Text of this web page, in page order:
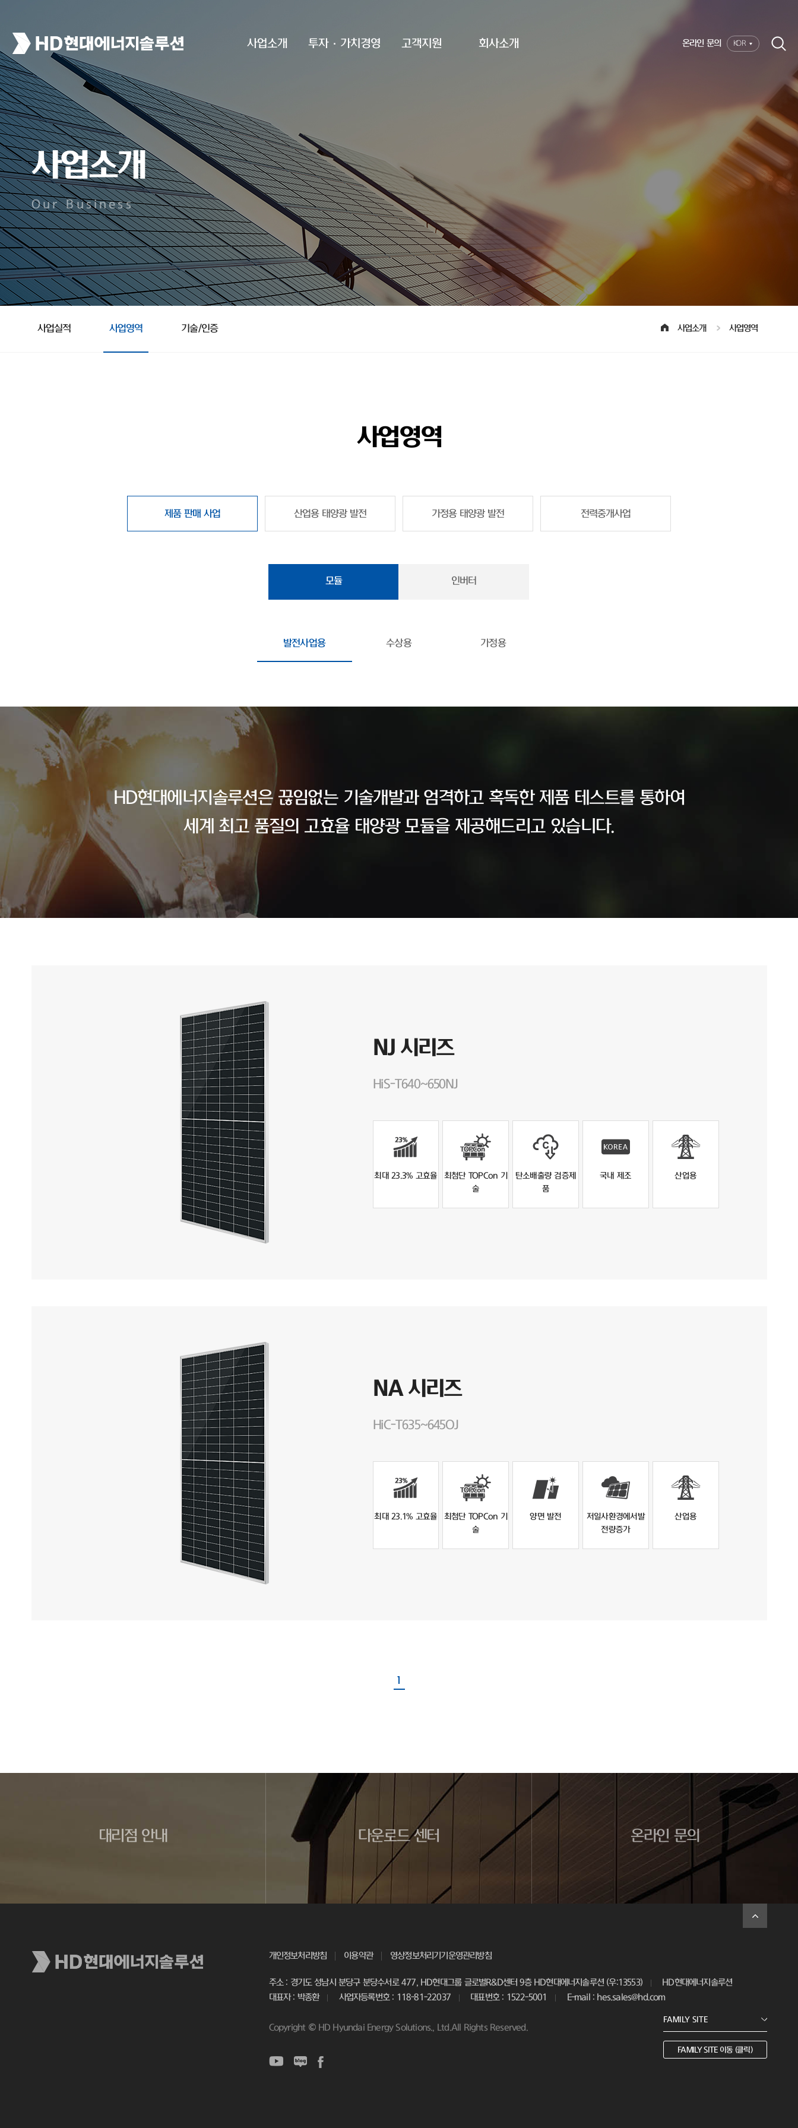
사업소개 투자·가치경영 고객지원 회사소개 온라인 문의 KOR
사업소개
Our Business
사업실적 사업영역 기술/인증 사업소개 사업영역
사업영역
제품 판매 사업 산업용 태양광 발전 가정용 태양광 발전 전력중개사업
모듈 인버터
발전사업용 수상용 가정용
HD현대에너지솔루션은 끊임없는 기술개발과 엄격하고 혹독한 제품 테스트를 통하여
세계 최고 품질의 고효율 태양광 모듈을 제공해드리고 있습니다.
NJ 시리즈
HiS-T640~650NJ
최대 23.3% 고효율
최첨단 TOPCon 기
술
탄소배출량 검증제
품
국내 제조 산업용
NA 시리즈
HiC-T635~645OJ
최대 23.1% 고효율
최첨단 TOPCon 기
술
양면 발전
저일사환경에서발
전량증가
산업용
1
대리점 안내 다운로드 센터 온라인 문의
개인정보처리방침 이용약관 영상정보처리기기운영관리방침
주소 : 경기도 성남시 분당구 분당수서로 477, HD현대그룹 글로벌R&D센터 9층 HD현대에너지솔루션 (우:13553)
HD현대에너지솔루션
대표자 : 박종환
사업자등록번호 : 118-81-22037 대표번호 : 1522-5001 E-mail : hes.sales@hd.com
Copyright © HD Hyundai Energy Solutions., Ltd.All Rights Reserved.
FAMILY SITE 이동 (클릭)